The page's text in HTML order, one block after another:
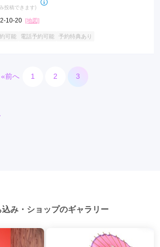
投稿できます)
10-20 [地図]
可能 電話予約可能 予約特典あり
«前へ 1 2 3
み・ショップのギャラリー